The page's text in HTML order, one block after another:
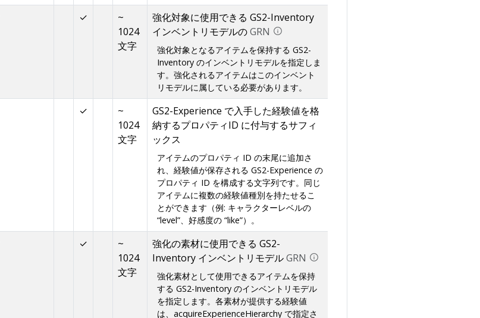
✓
~
1024
文字
強化対象に使用できる GS2-Inventory
インベントリモデルのGRN
強化対象となるアイテムを保持する GS2-
Inventory のインベントリモデルを指定しま
す。強化されるアイテムはこのインベント
リモデルに属している必要があります。
✓
~
1024
文字
GS2-Experience で入手した経験値を格
納するプロパティID に付与するサフィ
ックス
アイテムのプロパティ ID の末尾に追加さ
れ、経験値が保存される GS2-Experience の
プロパティ ID を構成する文字列です。同じ
アイテムに複数の経験値種別を持たせるこ
とができます（例: キャラクターレベルの
“level”、好感度の “like”）。
✓
~
1024
文字
強化の素材に使用できる GS2-
Inventory インベントリモデルGRN
強化素材として使用できるアイテムを保持
する GS2-Inventory のインベントリモデル
を指定します。各素材が提供する経験値
は、acquireExperienceHierarchy で指定さ